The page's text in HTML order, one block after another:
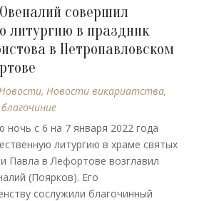
совершил
литургию в праздник
в Петропавловском
,Новости викариатства,
ночь с 6 на 7 января 2022 года
литургию в храме святых
Павла в Лефортове возглавил
(Поярков). Его
сослужили благочинный